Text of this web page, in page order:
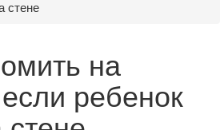
стене
на
ребенок